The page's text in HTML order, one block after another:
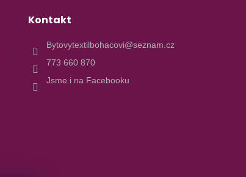
Kontakt
Bytovytextilbohacovi@seznam.cz
773 660 870
Jsme i na Facebooku